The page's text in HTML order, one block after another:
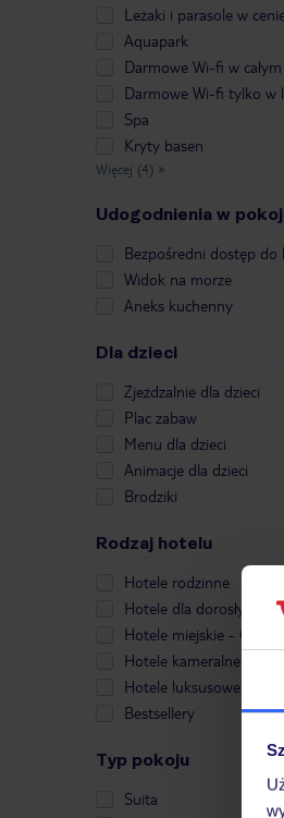
Leżaki i parasole w
Aquapark
Darmowe Wi-fi w
Darmowe Wi-fi tylko w
Spa
Kryty basen
Więcej (4) »
Udogodnienia w
Bezpośredni dostęp do
Widok na morze
Aneks kuchenny
Dla dzieci
Zjeżdzalnie dla dzieci
Plac zabaw
Menu dla dzieci
Animacje dla dzieci
Brodziki
Rodzaj hotelu
Hotele rodzinne
Hotele dla dorosłych
Hotele miejskie - City
Hotele kameralne
Hotele luksusowe
Bestsellery
Typ pokoju
Suita